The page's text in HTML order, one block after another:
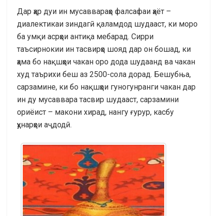
Дар ҳар дуи ин мусаввараҳо фалсафаи ҳаёт –
диалектикаи зиндагӣ қаламдод шудааст, ки моро
ба умқи асрҳои антиқа мебарад. Сирри
таъсирнокии ин тасвирҳо шояд дар он бошад, ки
ҳама бо нақшҳои чакан оро дода шудаанд ва чакан
худ таърихи беш аз 2500-сола дорад. Бешубња,
сарзамине, ки бо нақшҳои гуногунранги чакан дар
ин ду мусаввара тасвир шудааст, сарзамини
ориёист – макони хирад, нангу ғурур, касбу
ҳунарҳои аҷдодӣ.